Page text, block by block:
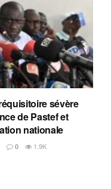
sévère
de Pastef et
nationale
0 1.9K